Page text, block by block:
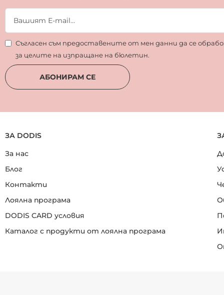
Съгласен съм предоставените от мен данни да се
за целите на изпращане на бюлетин.
АБОНИРАМ СЕ
ЗА DODIS
За нас
Блог
Контакти
Лоялна програма
DODIS CARD условия
Каталог с продукти от лоялна програма